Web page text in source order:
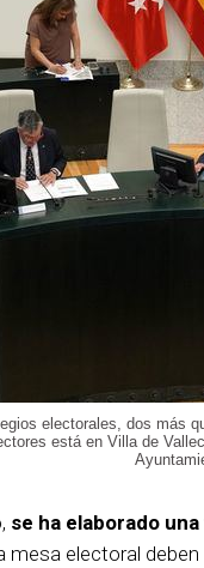
electorales, dos más
está en Villa de
se ha elaborado
mesa electoral